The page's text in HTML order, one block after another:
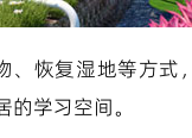
恢复湿地等方
学习空间。